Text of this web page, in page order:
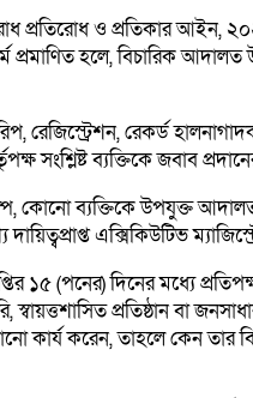
প্রতিরোধ ও প্রতিকার
হলে, বিচারিক আদালত
রেজিস্ট্রেশন, রেকর্ড
সংশ্লিষ্ট ব্যক্তিকে জবাব
কোনো ব্যক্তিকে উপযুক্ত
এক্সিকিউটিভ
(পনের) দিনের মধ্যে
প্রতিষ্ঠান বা
কার্য করেন, তাহলে কেন তার